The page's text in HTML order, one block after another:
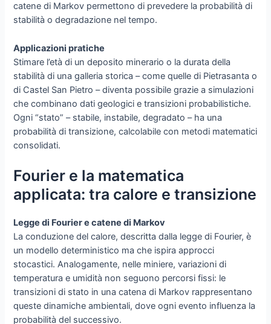
catene di Markov permettono di prevedere la probabilità di
stabilità o degradazione nel tempo.
Applicazioni pratiche
Stimare l’età di un deposito minerario o la durata della
stabilità di una galleria storica – come quelle di Pietrasanta o
di Castel San Pietro – diventa possibile grazie a simulazioni
che combinano dati geologici e transizioni probabilistiche.
Ogni “stato” – stabile, instabile, degradato – ha una
probabilità di transizione, calcolabile con metodi matematici
consolidati.
Fourier e la matematica
applicata: tra calore e transizione
Legge di Fourier e catene di Markov
La conduzione del calore, descritta dalla legge di Fourier, è
un modello deterministico ma che ispira approcci
stocastici. Analogamente, nelle miniere, variazioni di
temperatura e umidità non seguono percorsi fissi: le
transizioni di stato in una catena di Markov rappresentano
queste dinamiche ambientali, dove ogni evento influenza la
probabilità del successivo.